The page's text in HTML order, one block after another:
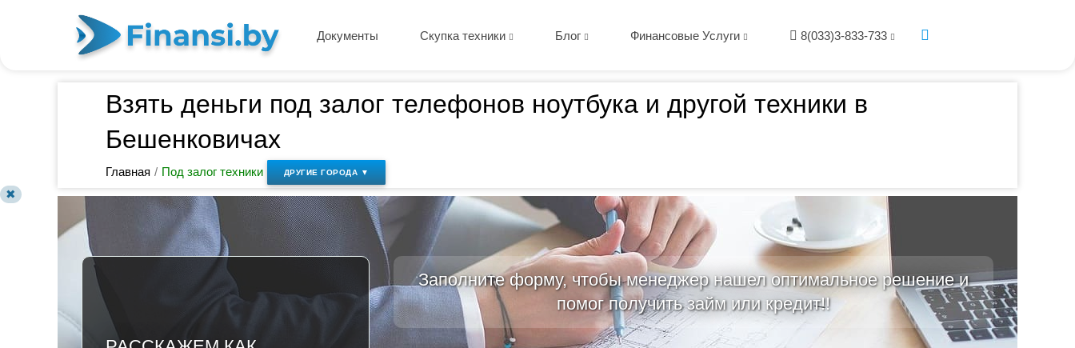
Документы Скупка техники Блог Финансовые Услуги 8(033)3-833-733
✖
Взять деньги под залог телефонов ноутбука и другой техники в
Бешенковичах
Главная / Под залог техники ДРУГИЕ ГОРОДА ▼
Заполните форму, чтобы менеджер нашел оптимальное решение и
помог получить займ или кредит!!